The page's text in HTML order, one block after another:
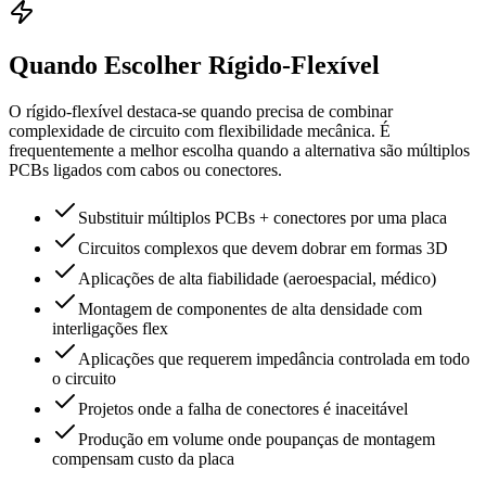
Quando Escolher Rígido-Flexível
O rígido-flexível destaca-se quando precisa de combinar
complexidade de circuito com flexibilidade mecânica. É
frequentemente a melhor escolha quando a alternativa são múltiplos
PCBs ligados com cabos ou conectores.
Substituir múltiplos PCBs + conectores por uma placa
Circuitos complexos que devem dobrar em formas 3D
Aplicações de alta fiabilidade (aeroespacial, médico)
Montagem de componentes de alta densidade com
interligações flex
Aplicações que requerem impedância controlada em todo
o circuito
Projetos onde a falha de conectores é inaceitável
Produção em volume onde poupanças de montagem
compensam custo da placa